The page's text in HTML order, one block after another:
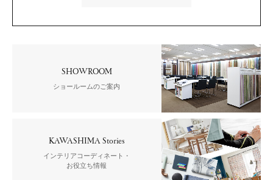
SHOWROOM
ショールームのご案内
KAWASHIMA Stories
インテリアコーディネート・
お役立ち情報